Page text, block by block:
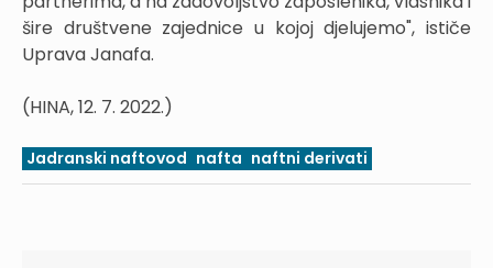
šire društvene zajednice u kojoj djelujemo", ističe
Uprava Janafa.
(HINA, 12. 7. 2022.)
Jadranski naftovod nafta naftni derivati